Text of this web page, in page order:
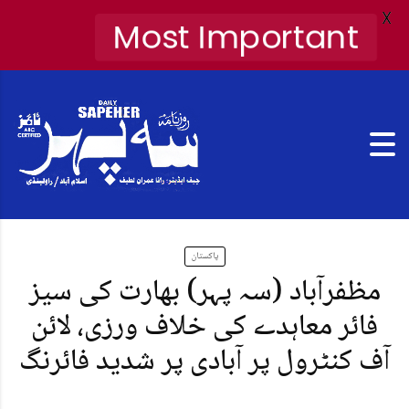
پاکستان
مظفرآباد (سہ پہر) بھارت کی سیز
فائر معاہدے کی خلاف ورزی، لائن
آف کنٹرول پر آبادی پر شدید فائرنگ
Most Important X